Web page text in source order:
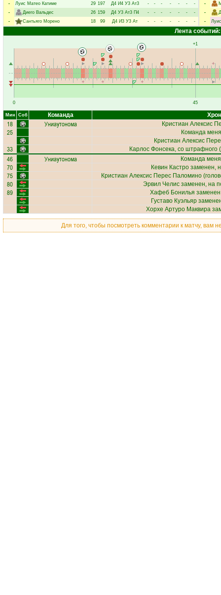
-
Луис Матео Катиме 29 197 Д4 И4 У3 Ат3 - - - - - -
-
-
Диего Вальдес 26 159 Д4 У3 Ат3 П4 - - - - - -
-
-
Сантьяго Морено 18 99 Д4 И3 У3 Ат - - - - - - -
-
-
-
Лента событий:
0
+1
45
Мин Соб Команда
18 Униаутонома Кристиан Алексис
25
Команда
Кристиан Алексис
33 Карлос Фонсека, со штрафного
46 Униаутонома Команда
70 Кевин Кастро заменен,
75 Кристиан Алексис Перес Паломино
80 Эрвил Челис заменен, на
89 Хафеб Бонилья
Густаво Куэльяр
Хорхе Артуро Маквира
Для того, чтобы посмотреть комментарии к матчу, вам